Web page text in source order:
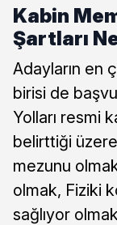
Kabin
Şartları
Adayların en
birisi de
Yolları resmi
belirttiği
mezunu
olmak, Fiziki
sağlıyor